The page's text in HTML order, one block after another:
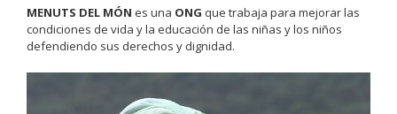
MENUTS DEL MÓN es una ONG que trabaja para mejorar las
condiciones de vida y la educación de las niñas y los niños
defendiendo sus derechos y dignidad.